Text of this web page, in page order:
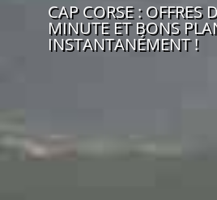
CAP CORSE : OFFRES
MINUTE ET BONS
INSTANTANÉMENT !